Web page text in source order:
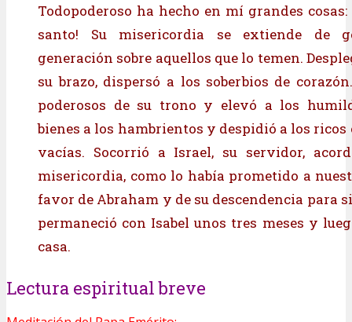
Todopoderoso ha hecho en mí grandes cosas:
santo! Su misericordia se extiende de
generación sobre aquellos que lo temen.
su brazo, dispersó a los soberbios de
poderosos de su trono y elevó a los
bienes a los hambrientos y despidió a los ricos
vacías. Socorrió a Israel, su servidor,
misericordia, como lo había prometido a
favor de Abraham y de su descendencia para
permaneció con Isabel unos tres meses y
casa.
Lectura espiritual breve